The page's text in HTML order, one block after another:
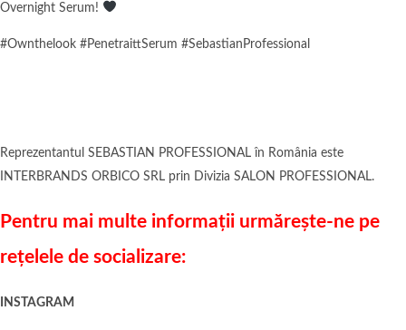
Overnight Serum!
#Ownthelook #PenetraittSerum #SebastianProfessional
Reprezentantul SEBASTIAN PROFESSIONAL în România este
INTERBRANDS ORBICO SRL prin Divizia SALON PROFESSIONAL.
Pentru mai multe informații urmărește-ne pe
rețelele de socializare:
INSTAGRAM